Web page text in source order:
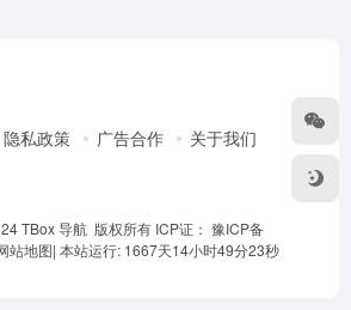
隐私政策 广告合作 关于我们
TBox 导航 版权所有 ICP证： 豫ICP备
站地图| 本站运行: 1667天14小时49分23秒